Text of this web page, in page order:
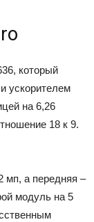
который
ускорителем
на 6,26
18 к 9.
мп, а передняя –
модуль на 5